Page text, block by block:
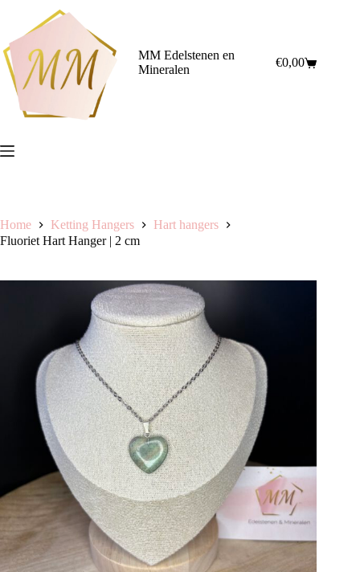
inhoud
MM Edelstenen en
Mineralen
Winkelwagen
€0,00
Home Ketting Hangers
Hart hangers
Fluoriet Hart Hanger | 2 cm